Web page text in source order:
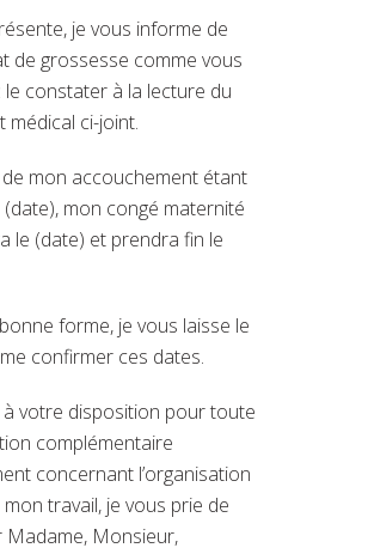
je vous informe de
de grossesse comme vous
constater à la lecture du
médical ci-joint.
mon accouchement étant
(date), mon congé maternité
le (date) et prendra fin le
forme, je vous laisse le
confirmer ces dates.
à votre disposition pour toute
complémentaire
concernant l’organisation
travail, je vous prie de
Madame, Monsieur,